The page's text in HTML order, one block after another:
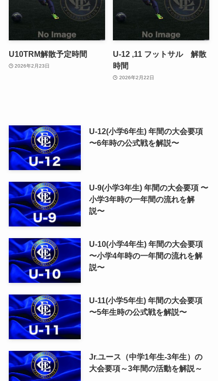
U10TRM解散予定時間
2026年2月23日
U-12 ,11 フットサル 解散
時間
2026年2月22日
U-12(小学6年生) 年間の大会要項
〜6年時の公式戦を解説〜
U-9(小学3年生) 年間の大会要項 〜
小学3年時の一年間の流れを解
説〜
U-10(小学4年生) 年間の大会要項
〜小学4年時の一年間の流れを解
説〜
U-11(小学5年生) 年間の大会要項
〜5年生時の公式戦を解説〜
Jr.ユース（中学1年生-3年生）の
大会要項～3年間の活動を解説～